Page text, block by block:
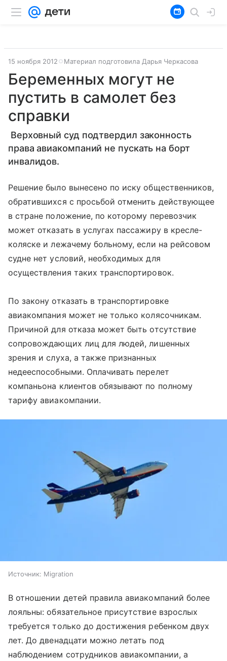
15 ноября 2012 Материал подготовила Дарья Черкасова
Беременных могут не
пустить в самолет без
справки
Верховный суд подтвердил законность
права авиакомпаний не пускать на борт
инвалидов.
Решение было вынесено по иску общественников,
обратившихся с просьбой отменить действующее
в стране положение, по которому перевозчик
может отказать в услугах пассажиру в кресле-
коляске и лежачему больному, если на рейсовом
судне нет условий, необходимых для
осуществления таких транспортировок.
По закону отказать в транспортировке
авиакомпания может не только колясочникам.
Причиной для отказа может быть отсутствие
сопровождающих лиц для людей, лишенных
зрения и слуха, а также признанных
недееспособными. Оплачивать перелет
компаньона клиентов обязывают по полному
тарифу авиакомпании.
Источник: Migration
В отношении детей правила авиакомпаний более
лояльны: обязательное присутствие взрослых
требуется только до достижения ребенком двух
лет. До двенадцати можно летать под
наблюдением сотрудников авиакомпании, а